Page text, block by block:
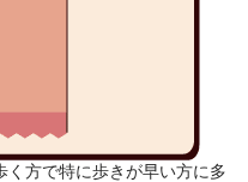
方で特に歩きが早い方に多